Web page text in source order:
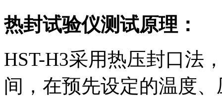
热封试验仪测试原理 ：
HST-H3采用热压封口法
间，在预先设定的温度